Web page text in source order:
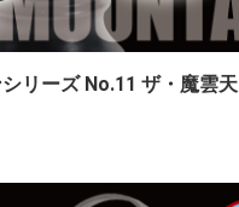
リーズ No.11 ザ・魔雲天